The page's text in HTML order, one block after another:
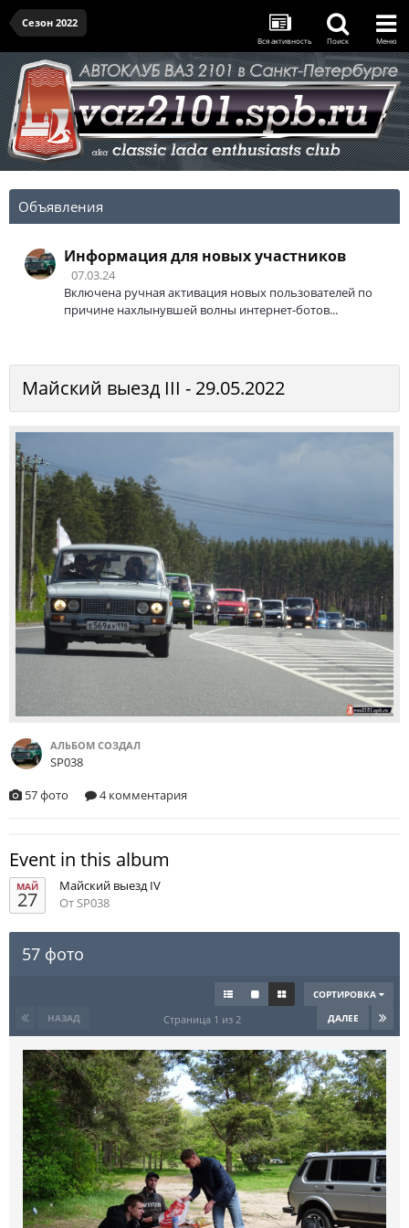
Сезон 2022
Вся активность Поиск Меню
Объявления
Информация для новых участников
07.03.24
Включена ручная активация новых пользователей по
причине нахлынувшей волны интернет-ботов...
Майский выезд III - 29.05.2022
АЛЬБОМ СОЗДАЛ
SP038
57 фото 4 комментария
Event in this album
МАЙ
27
Майский выезд IV
От SP038
57 фото
СОРТИРОВКА
НАЗАД
ДАЛЕЕ
Страница 1 из 2